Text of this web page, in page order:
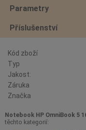
Parametry
Příslušenství
Kód zboží
Typ
Jakost:
Záruka
Značka
Notebook HP OmniBook 5
těchto kategorií: